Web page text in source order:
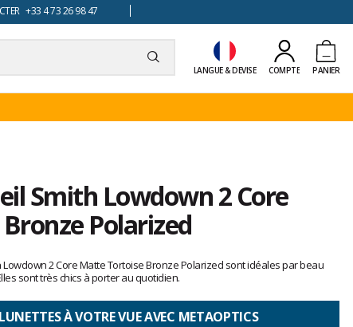
+33 4 73 26 98 47
LANGUE & DEVISE COMPTE PANIER
Smith Lowdown 2 Core
Polarized
2 Core Matte Tortoise Bronze Polarized sont idéales par beau
sont très chics à porter au quotidien.
À VOTRE VUE AVEC METAOPTICS